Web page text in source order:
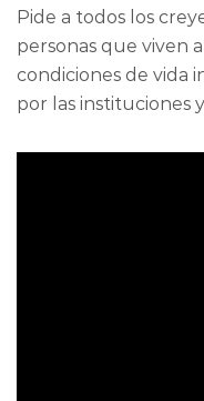
Pide a todos los
personas que viven
condiciones de vida
por las instituciones